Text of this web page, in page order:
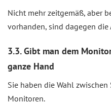
Nicht mehr zeitgemäß, aber
vorhanden, sind dagegen die
3.3. Gibt man dem
ganze Hand
Sie haben die Wahl
Monitoren.